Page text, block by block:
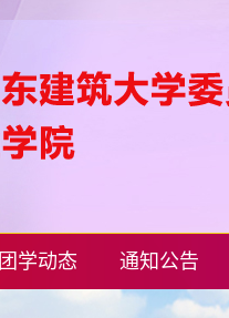
团学动态 通知公告